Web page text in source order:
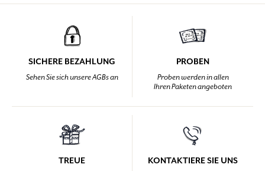
SICHERE BEZAHLUNG
Sehen Sie sich unsere AGBs an
PROBEN
Proben werden in allen
Ihren Paketen angeboten
TREUE KONTAKTIERE SIE UNS